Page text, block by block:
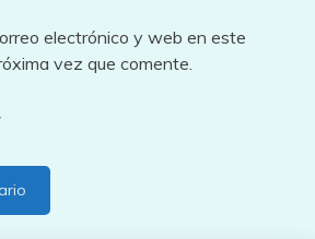
electrónico y web en este
vez que comente.